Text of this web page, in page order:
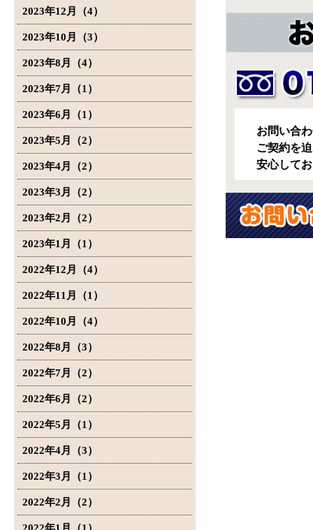
2023年12月（4）
2023年10月（3）
2023年8月（4）
2023年7月（1）
2023年6月（1）
2023年5月（2）
2023年4月（2）
2023年3月（2）
2023年2月（2）
2023年1月（1）
2022年12月（4）
2022年11月（1）
2022年10月（4）
2022年8月（3）
2022年7月（2）
2022年6月（2）
2022年5月（1）
2022年4月（3）
2022年3月（1）
2022年2月（2）
お問い合
ご契約を
安心して